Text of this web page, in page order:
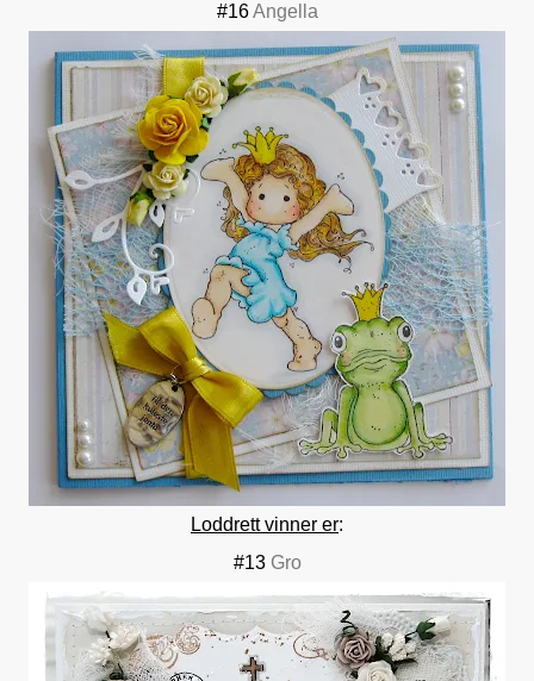
#16Angella
Loddrett vinner er:
#13 Gro